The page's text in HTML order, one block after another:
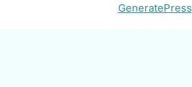
GeneratePress